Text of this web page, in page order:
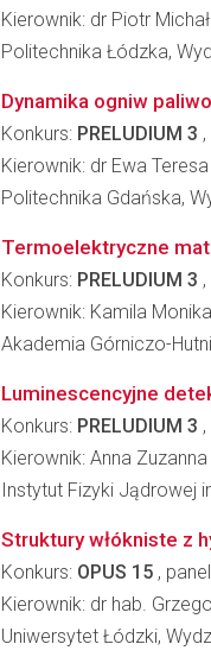
Kierownik: dr Piotr
Politechnika Łódzka,
Dynamika ogniw
Konkurs: PRELUDIUM 3
Kierownik: dr Ewa
Politechnika Gdańska,
Termoelektryczne
Konkurs: PRELUDIUM 3
Kierownik: Kamila
Akademia Górniczo-
Luminescencyjne
Konkurs: PRELUDIUM 3
Kierownik: Anna
Instytut Fizyki Jądrowej
Struktury włókniste z
Konkurs: OPUS 15 ,
Kierownik: dr hab.
Uniwersytet Łódzki,